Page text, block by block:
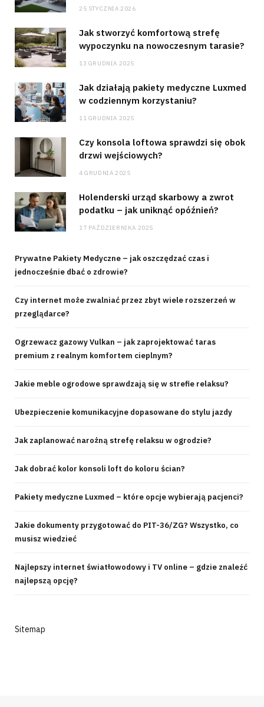
25 STYCZNIA 2026
Jak stworzyć komfortową strefę
wypoczynku na nowoczesnym tarasie?
13 GRUDNIA 2025
Jak działają pakiety medyczne Luxmed
w codziennym korzystaniu?
11 GRUDNIA 2025
Czy konsola loftowa sprawdzi się obok
drzwi wejściowych?
4 GRUDNIA 2025
Holenderski urząd skarbowy a zwrot
podatku – jak uniknąć opóźnień?
17 PAŹDZIERNIKA 2025
Prywatne Pakiety Medyczne – jak oszczędzać czas i
jednocześnie dbać o zdrowie?
Czy internet może zwalniać przez zbyt wiele rozszerzeń w
przeglądarce?
Ogrzewacz gazowy Vulkan – jak zaprojektować taras
premium z realnym komfortem cieplnym?
Jakie meble ogrodowe sprawdzają się w strefie relaksu?
Ubezpieczenie komunikacyjne dopasowane do stylu jazdy
Jak zaplanować narożną strefę relaksu w ogrodzie?
Jak dobrać kolor konsoli loft do koloru ścian?
Pakiety medyczne Luxmed – które opcje wybierają pacjenci?
Jakie dokumenty przygotować do PIT-36/ZG? Wszystko, co
musisz wiedzieć
Najlepszy internet światłowodowy i TV online – gdzie znaleźć
najlepszą opcję?
Sitemap